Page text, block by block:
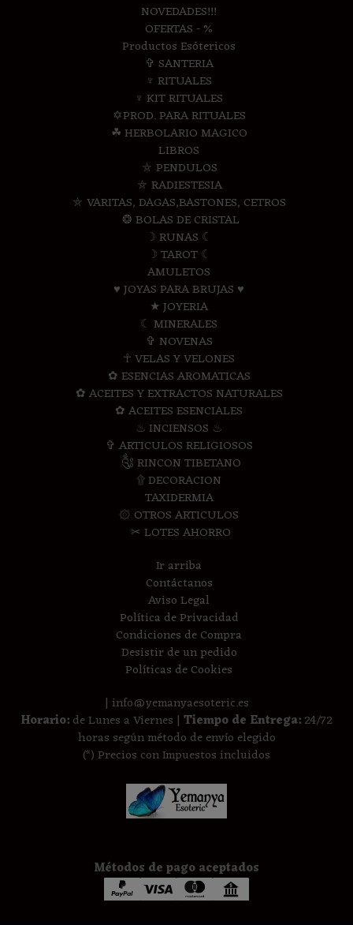
NOVEDADES!!!
OFERTAS - %
Productos Esótericos
✞ SANTERIA
♆ RITUALES
♆ KIT RITUALES
✡PROD. PARA RITUALES
☘ HERBOLARIO MAGICO
LIBROS
⛤ PENDULOS
⛤ RADIESTESIA
⛤ VARITAS, DAGAS,BASTONES, CETROS
❂ BOLAS DE CRISTAL
☽ RUNAS ☾
☽ TAROT ☾
AMULETOS
♥ JOYAS PARA BRUJAS ♥
★ JOYERIA
☾ MINERALES
✞ NOVENAS
☥ VELAS Y VELONES
✿ ESENCIAS AROMATICAS
✿ ACEITES Y EXTRACTOS NATURALES
✿ ACEITES ESENCIALES
♨ INCIENSOS ♨
✞ ARTICULOS RELIGIOSOS
༃ RINCON TIBETANO
۩ DECORACION
TAXIDERMIA
۞ OTROS ARTICULOS
✂ LOTES AHORRO
Ir arriba
Contáctanos
Aviso Legal
Política de Privacidad
Condiciones de Compra
Desistir de un pedido
Políticas de Cookies
| info@yemanyaesoteric.es
Horario:de Lunes a Viernes | Tiempo de Entrega:24/72
horas según método de envío elegido
(*) Precios con Impuestos incluidos
Métodos de pago aceptados